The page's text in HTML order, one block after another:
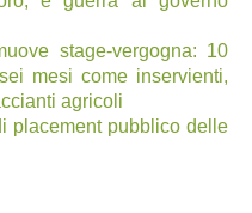
stage-vergogna: 10
mesi come inservienti,
agricoli
placement pubblico delle